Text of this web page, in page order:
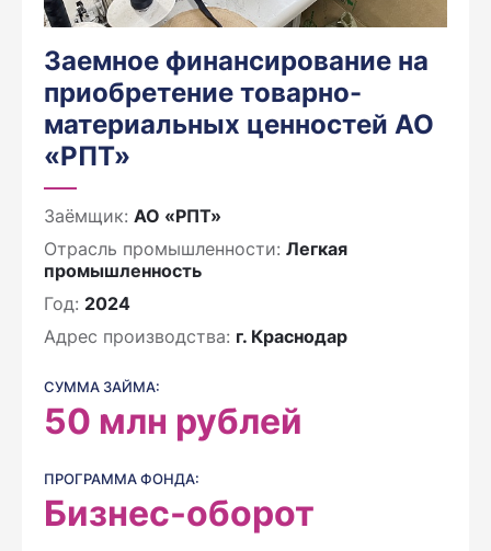
Заемное финансирование на
приобретение товарно-
материальных ценностей АО
«РПТ»
Заёмщик: АО «РПТ»
Отрасль промышленности: Легкая
промышленность
Год: 2024
Адрес производства: г. Краснодар
СУММА ЗАЙМА:
50 млн рублей
ПРОГРАММА ФОНДА:
Бизнес-оборот